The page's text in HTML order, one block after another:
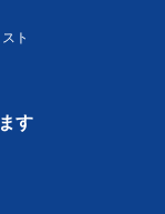
ト
す